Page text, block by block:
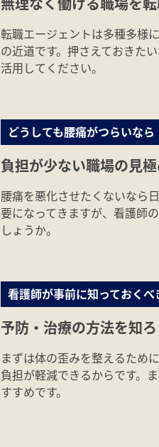
無理なく働ける職場を
転職エージェントは多種多様
の近道です。押さえておきた
活用してください。
どうしても腰痛がつらいなら
負担が少ない職場の見
腰痛を悪化させたくないなら
要になってきますが、看護師
しょうか。
看護師が事前に知っておくべ
予防・治療の方法を知ろ
まずは体の歪みを整えるため
負担が軽減できるからです。
すすめです。